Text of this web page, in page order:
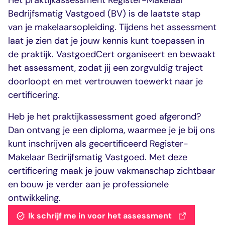
Contact
voortgang en status
Mijn
Educatie
Overzicht van je
jaarlijks te behalen
punten
Belangrijke
documenten
Alle relevante
certificerings- en
antwoorden
Antwoorden op
Landelijk
vastgoed
makelaar
Belangrijke
documenten
Alle relevantie
certificerings- en
Meer inzicht in
het vak
Ontdek wat
certificering als
makelaar inhoudt
vastgoed
Erkende
opleiders
Opleidingsadvies
Ervaringsverhalen
Bedrijfsmatig Vastgoed (BV) is de laatste stap
van je makelaarsopleiding. Tijdens het assessment
laat je zien dat je jouw kennis kunt toepassen in
de praktijk. VastgoedCert organiseert en bewaakt
het assessment, zodat jij een zorgvuldig traject
doorloopt en met vertrouwen toewerkt naar je
certificering.
Heb je het praktijkassessment goed afgerond?
Dan ontvang je een diploma, waarmee je je bij ons
kunt inschrijven als gecertificeerd Register-
Makelaar Bedrijfsmatig Vastgoed. Met deze
certificering maak je jouw vakmanschap zichtbaar
en bouw je verder aan je professionele
ontwikkeling.
Ik schrijf me in voor het assessment